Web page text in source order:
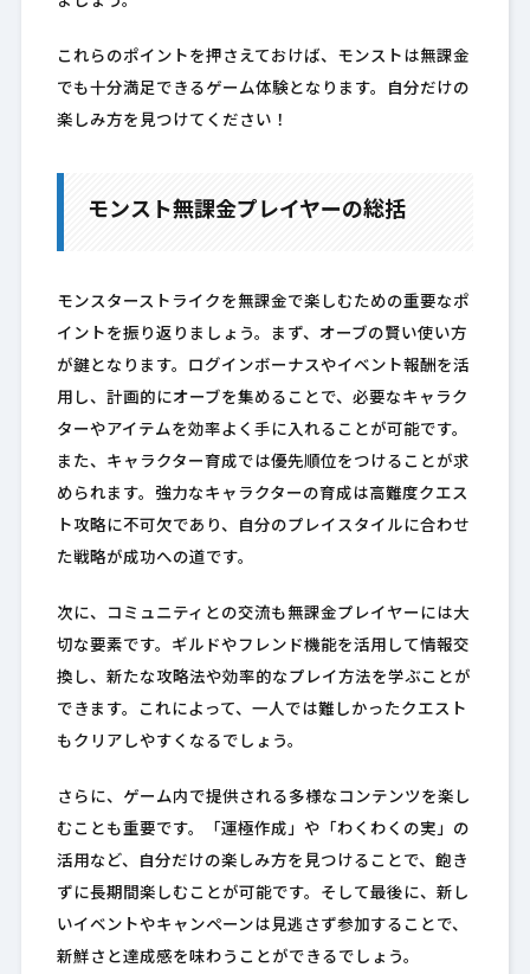
これらのポイントを押さえておけば、モンストは無課金
でも十分満足できるゲーム体験となります。自分だけの
楽しみ方を見つけてください！
モンスト無課金プレイヤーの総括
モンスターストライクを無課金で楽しむための重要なポ
イントを振り返りましょう。まず、オーブの賢い使い方
が鍵となります。ログインボーナスやイベント報酬を活
用し、計画的にオーブを集めることで、必要なキャラク
ターやアイテムを効率よく手に入れることが可能です。
また、キャラクター育成では優先順位をつけることが求
められます。強力なキャラクターの育成は高難度クエス
ト攻略に不可欠であり、自分のプレイスタイルに合わせ
た戦略が成功への道です。
次に、コミュニティとの交流も無課金プレイヤーには大
切な要素です。ギルドやフレンド機能を活用して情報交
換し、新たな攻略法や効率的なプレイ方法を学ぶことが
できます。これによって、一人では難しかったクエスト
もクリアしやすくなるでしょう。
さらに、ゲーム内で提供される多様なコンテンツを楽し
むことも重要です。「運極作成」や「わくわくの実」の
活用など、自分だけの楽しみ方を見つけることで、飽き
ずに長期間楽しむことが可能です。そして最後に、新し
いイベントやキャンペーンは見逃さず参加することで、
新鮮さと達成感を味わうことができるでしょう。